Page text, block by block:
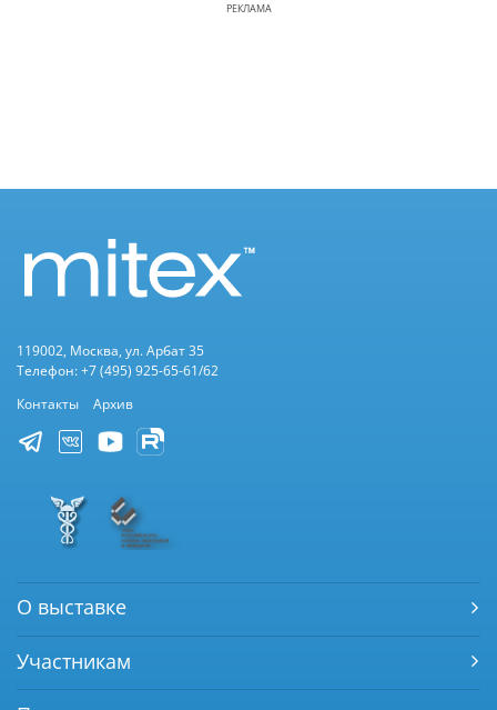
РЕКЛАМА
119002, Москва, ул. Арбат 35
Телефон: +7 (495) 925-65-61/62
Контакты
Архив
О выставке
Участникам